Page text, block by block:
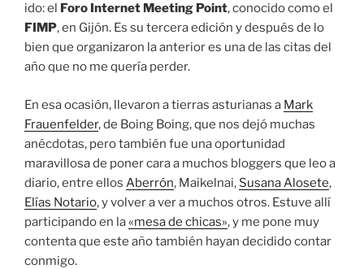
ido: el Foro Internet Meeting Point, conocido como el
FIMP, en Gijón. Es su tercera edición y después de lo
bien que organizaron la anterior es una de las citas del
año que no me quería perder.
En esa ocasión, llevaron a tierras asturianas a Mark
Frauenfelder, de Boing Boing, que nos dejó muchas
anécdotas, pero también fue una oportunidad
maravillosa de poner cara a muchos bloggers que leo a
diario, entre ellos Aberrón, Maikelnai, Susana Alosete,
Elías Notario, y volver a ver a muchos otros. Estuve allí
participando en la«mesa de chicas», y me pone muy
contenta que este año también hayan decidido contar
conmigo.